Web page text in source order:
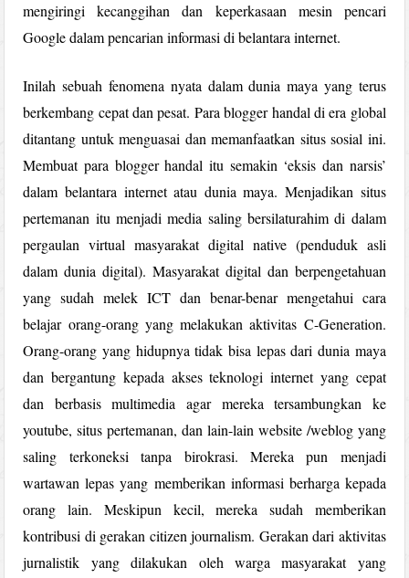
mengiringi kecanggihan dan keperkasaan mesin pencari
Google dalam pencarian informasi di belantara internet.
Inilah sebuah fenomena nyata dalam dunia maya yang terus
berkembang cepat dan pesat. Para blogger handal di era global
ditantang untuk menguasai dan memanfaatkan situs sosial ini.
Membuat para blogger handal itu semakin ‘eksis dan narsis’
dalam belantara internet atau dunia maya. Menjadikan situs
pertemanan itu menjadi media saling bersilaturahim di dalam
pergaulan virtual masyarakat digital native (penduduk asli
dalam dunia digital). Masyarakat digital dan berpengetahuan
yang sudah melek ICT dan benar-benar mengetahui cara
belajar orang-orang yang melakukan aktivitas C-Generation.
Orang-orang yang hidupnya tidak bisa lepas dari dunia maya
dan bergantung kepada akses teknologi internet yang cepat
dan berbasis multimedia agar mereka tersambungkan ke
youtube, situs pertemanan, dan lain-lain website /weblog yang
saling terkoneksi tanpa birokrasi. Mereka pun menjadi
wartawan lepas yang memberikan informasi berharga kepada
orang lain. Meskipun kecil, mereka sudah memberikan
kontribusi di gerakan citizen journalism. Gerakan dari aktivitas
jurnalistik yang dilakukan oleh warga masyarakat yang